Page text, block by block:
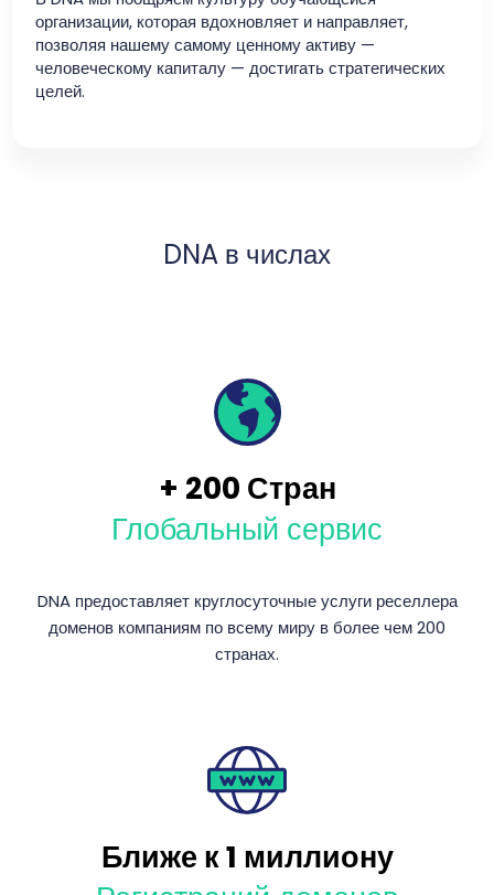
организации, которая вдохновляет и направляет,
позволяя нашему самому ценному активу —
человеческому капиталу — достигать стратегических
целей.
DNA в числах
+ 200 Стран
Глобальный сервис
DNA предоставляет круглосуточные услуги реселлера
доменов компаниям по всему миру в более чем 200
странах.
Ближе к 1 миллиону